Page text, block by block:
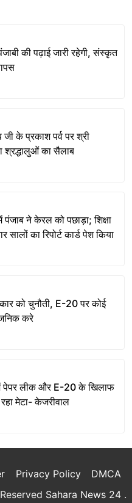
की पढ़ाई जारी रहेगी, संस्कृत
जी के प्रकाश पर्व पर श्री
श्रद्धालुओं का सैलाब
पंजाब ने केरल को पछाड़ा; शिक्षा
सालों का रिपोर्ट कार्ड पेश किया
को चुनौती, E-20 पर कोई
करे
पेपर लीक और E-20 के खिलाफ
मेटा- केजरीवाल
Privacy Policy
DMCA
Sahara News 24 .